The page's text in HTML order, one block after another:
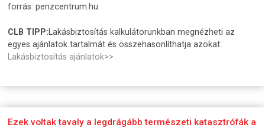
forrás: penzcentrum.hu
CLB TIPP: Lakásbiztosítás kalkulátorunkban megnézheti az
egyes ajánlatok tartalmát és összehasonlíthatja azokat:
Lakásbiztosítás ajánlatok>>
Ezek voltak tavaly a legdrágább természeti katasztrófák a